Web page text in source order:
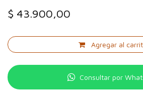
$ 43.900,00
Agregar al
Consultar por